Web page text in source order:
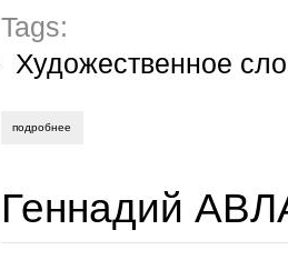
Tags:
Художественное
подробнее
Геннадий